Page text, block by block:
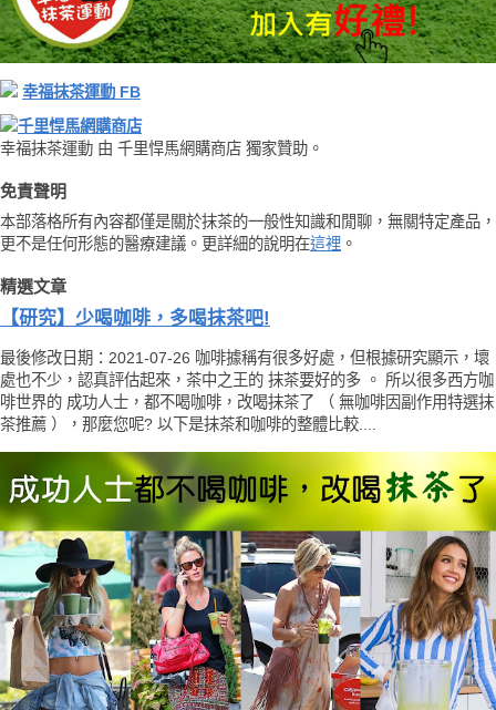
幸福抹茶運動 FB
千里悍馬網購商店
幸福抹茶運動 由 千里悍馬網購商店 獨家贊助。
免責聲明
本部落格所有內容都僅是關於抹茶的一般性知識和閒聊，無關特定產品，
更不是任何形態的醫療建議。更詳細的說明在這裡 。
精選文章
【研究】少喝咖啡，多喝抹茶吧!
最後修改日期：2021-07-26 咖啡據稱有很多好處，但根據研究顯示，壞
處也不少，認真評估起來，茶中之王的 抹茶要好的多 。 所以很多西方咖
啡世界的 成功人士，都不喝咖啡，改喝抹茶了 （ 無咖啡因副作用特選抹
茶推薦 ），那麼您呢? 以下是抹茶和咖啡的整體比較....